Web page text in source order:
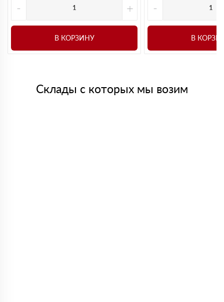
- +
В КОРЗИНУ
-
В
Склады с которых мы возим